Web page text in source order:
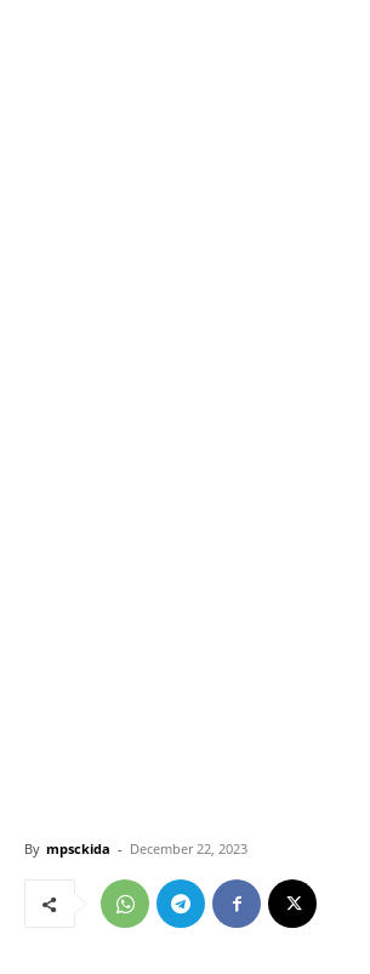
By mpsckida - December 22, 2023